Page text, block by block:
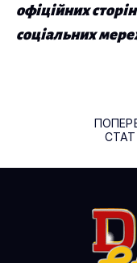
офіційних
соціальних